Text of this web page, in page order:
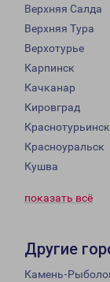
Верхняя Салда
Верхняя Тура
Верхотурье
Карпинск
Качканар
Кировград
Краснотурьинск
Красноуральск
Кушва
показать всё
Другие
Камень-